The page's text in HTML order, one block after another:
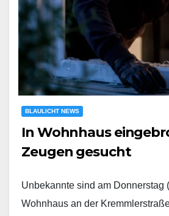
BLAULICHT NEWS
In Wohnhaus
Zeugen gesucht
Unbekannte sind am Donnerstag
Wohnhaus an der